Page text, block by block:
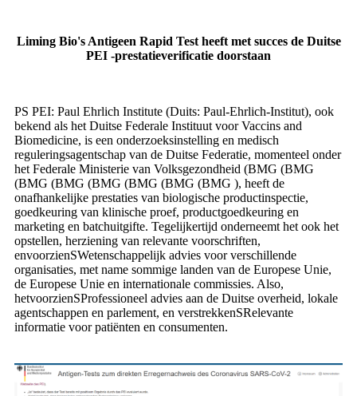
Liming Bio's Antigeen Rapid Test heeft met succes de Duitse
PEI -prestatieverificatie doorstaan
PS PEI: Paul Ehrlich Institute (Duits: Paul-Ehrlich-Institut), ook
bekend als het Duitse Federale Instituut voor Vaccins and
Biomedicine, is een onderzoeksinstelling en medisch
reguleringsagentschap van de Duitse Federatie, momenteel onder
het Federale Ministerie van Volksgezondheid (BMG (BMG
(BMG (BMG (BMG (BMG (BMG (BMG ), heeft de
onafhankelijke prestaties van biologische productinspectie,
goedkeuring van klinische proef, productgoedkeuring en
marketing en batchuitgifte. Tegelijkertijd onderneemt het ook het
opstellen, herziening van relevante voorschriften,
envoorzienSWetenschappelijk advies voor verschillende
organisaties, met name sommige landen van de Europese Unie,
de Europese Unie en internationale commissies. Also,
hetvoorzienSProfessioneel advies aan de Duitse overheid, lokale
agentschappen en parlement, en verstrekkenSRelevante
informatie voor patiënten en consumenten.